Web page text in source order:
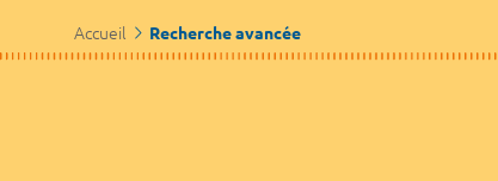
Accueil Recherche avancée